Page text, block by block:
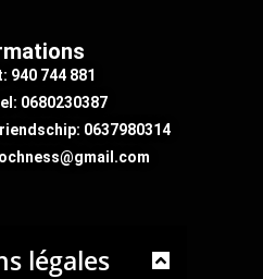
940 744 881
0680230387
0637980314
légales